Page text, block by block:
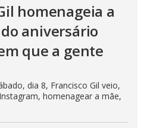
homenageia a
aniversário
que a gente
dia 8, Francisco Gil veio,
homenagear a mãe,